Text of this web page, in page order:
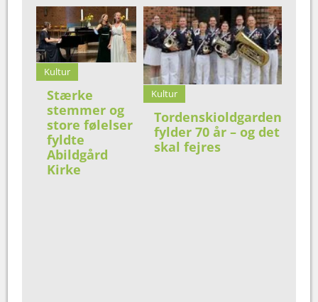
Kultur
Stærke
stemmer og
store følelser
fyldte
Abildgård
Kirke
Kultur
Tordenskioldgarden
fylder 70 år – og det
skal fejres